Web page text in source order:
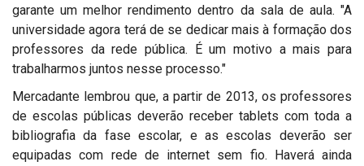
garante um melhor rendimento dentro da sala de aula. "A
universidade agora terá de se dedicar mais à formação dos
professores da rede pública. É um motivo a mais para
trabalharmos juntos nesse processo."
Mercadante lembrou que, a partir de 2013, os professores
de escolas públicas deverão receber tablets com toda a
bibliografia da fase escolar, e as escolas deverão ser
equipadas com rede de internet sem fio. Haverá ainda